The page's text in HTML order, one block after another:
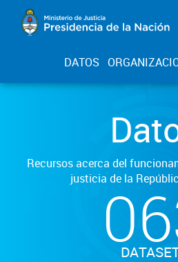
DATOS
Recursos acerca del
justicia de la